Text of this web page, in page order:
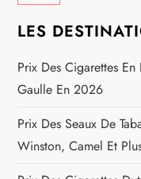
e
l
’
a
LES
Prix Des Cigarettes
Gaulle En 2026
Prix Des Seaux De
Winston, Camel Et